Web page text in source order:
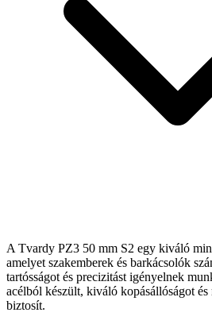
A Tvardy PZ3 50 mm S2 egy kiváló
amelyet szakemberek és barkácsolók
tartósságot és precizitást igényelnek
acélból készült, kiváló kopásállóságot
biztosít.